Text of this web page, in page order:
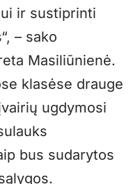
ir sustiprinti
– sako
Masiliūnienė.
klasėse drauge
ugdymosi
bus sudarytos